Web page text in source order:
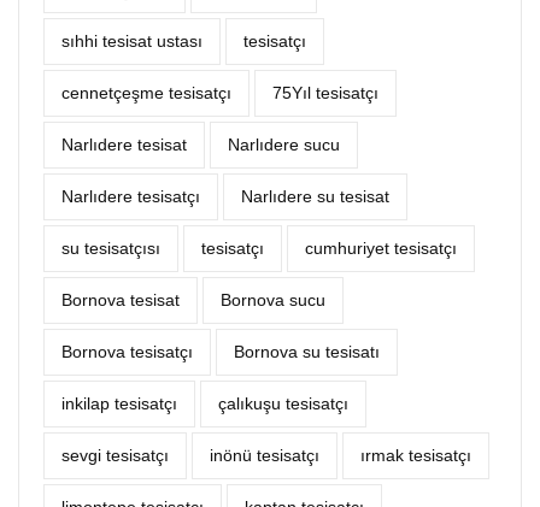
sıhhi tesisat ustası tesisatçı
cennetçeşme tesisatçı 75Yıl tesisatçı
Narlıdere tesisat Narlıdere sucu
Narlıdere tesisatçı Narlıdere su tesisat
su tesisatçısı tesisatçı cumhuriyet tesisatçı
Bornova tesisat Bornova sucu
Bornova tesisatçı Bornova su tesisatı
inkilap tesisatçı çalıkuşu tesisatçı
sevgi tesisatçı inönü tesisatçı ırmak tesisatçı